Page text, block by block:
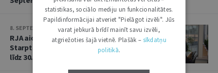
8. SEPTEMBRIS • 13:13
RJA aicina iesniegt rakstus Baltijas
Starptautisko tiesību gadagrāmatai
līdz 30. septembrim
statistikas, sociālo mediju un funkcionalitātes.
Papildinformācijai atveriet "Pielāgot izvēli". Jūs
varat jebkurā brīdī mainīt savu izvēli,
atgriežoties šajā vietnē. Plašāk – sīkdatņu
politikā.